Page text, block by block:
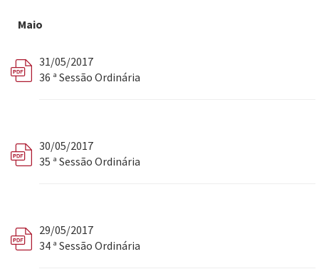
Maio
31/05/2017
36 ª Sessão Ordinária
30/05/2017
35 ª Sessão Ordinária
29/05/2017
34 ª Sessão Ordinária